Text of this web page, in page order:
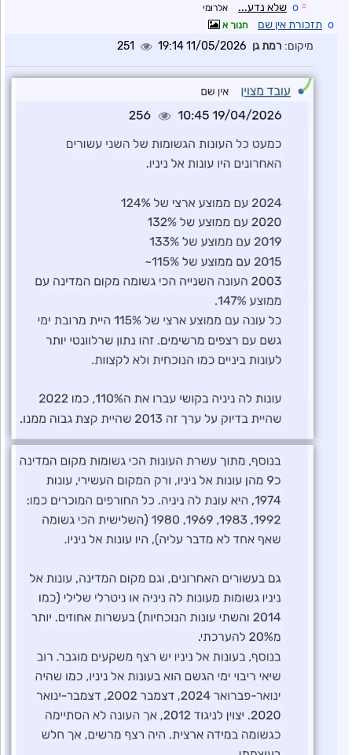
☼
o שלא נדע... אלרומי
o תזכורת אין שם חנוך א
מיקום: רמת גן 11/05/2026 19:14
251